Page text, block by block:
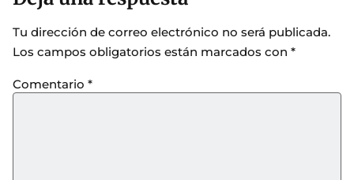
Tu dirección de correo electrónico no será publicada.
Los campos obligatorios están marcados con *
Comentario *